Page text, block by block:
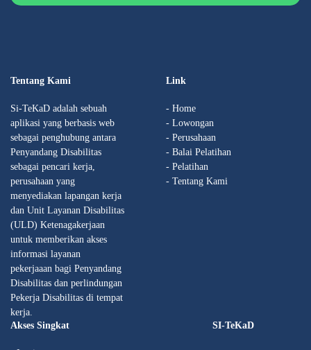
Tentang Kami
Si-TeKaD adalah sebuah
aplikasi yang berbasis web
sebagai penghubung antara
Penyandang Disabilitas
sebagai pencari kerja,
perusahaan yang
menyediakan lapangan kerja
dan Unit Layanan Disabilitas
(ULD) Ketenagakerjaan
untuk memberikan akses
informasi layanan
pekerjaaan bagi Penyandang
Disabilitas dan perlindungan
Pekerja Disabilitas di tempat
kerja.
Link
- Home
- Lowongan
- Perusahaan
- Balai Pelatihan
- Pelatihan
- Tentang Kami
Akses Singkat SI-TeKaD